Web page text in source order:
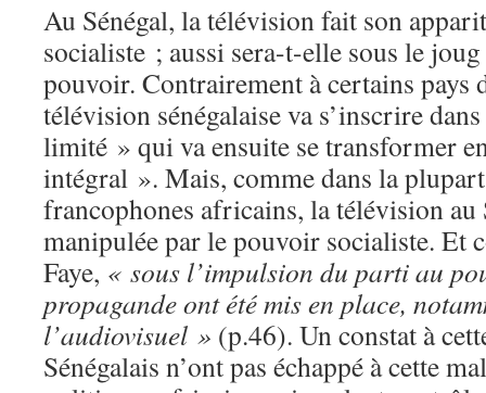
Au Sénégal, la télévision fait son
socialiste ; aussi sera-t-elle sous le
pouvoir. Contrairement à certains pays
télévision sénégalaise va s’inscrire
limité » qui va ensuite se transformer
intégral ». Mais, comme dans la
francophones africains, la télévision au
manipulée par le pouvoir socialiste. Et
Faye, « sous l’impulsion du parti au
propagande ont été mis en place,
l’audiovisuel » (p.46). Un constat à
Sénégalais n’ont pas échappé à cette